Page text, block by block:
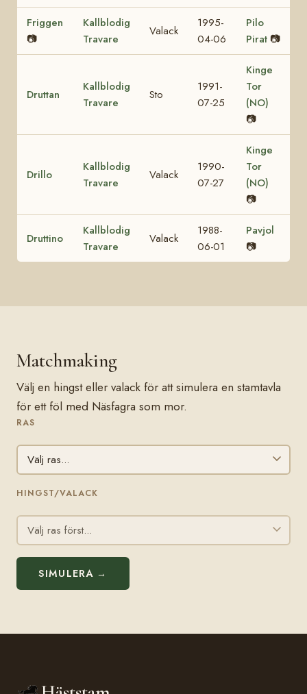
Friggen
📷
Kallblodig
Travare
Valack
1995-
04-06
Pilo
Pirat 📷
Druttan
Kallblodig
Travare
Sto
1991-
07-25
Kinge
Tor
(NO)
📷
Drillo
Kallblodig
Travare
Valack
1990-
07-27
Kinge
Tor
(NO)
📷
Druttino
Kallblodig
Travare
Valack
1988-
06-01
Pavjol
📷
Matchmaking
Välj en hingst eller valack för att simulera en stamtavla
för ett föl med Näsfagra som mor.
RAS
HINGST/VALACK
SIMULERA →